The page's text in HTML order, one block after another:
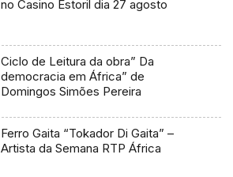
no Casino Estoril dia 27 agosto
Ciclo de Leitura da obra” Da
democracia em África” de
Domingos Simões Pereira
Ferro Gaita “Tokador Di Gaita” –
Artista da Semana RTP África